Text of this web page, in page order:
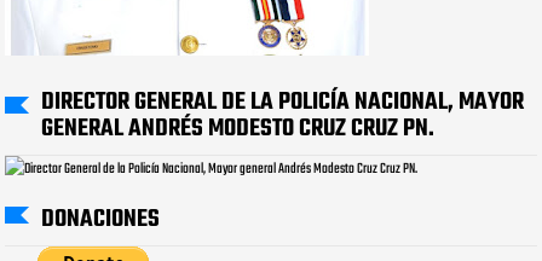
DIRECTOR GENERAL DE LA POLICÍA NACIONAL, MAYOR
GENERAL ANDRÉS MODESTO CRUZ CRUZ PN.
DONACIONES